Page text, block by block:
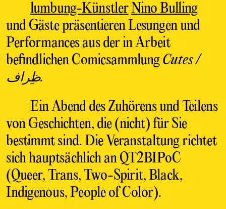
lumbung-KünstlerNino Bulling
und Gäste präsentieren Lesungen und
Performances aus der in Arbeit
befindlichen ComicsammlungCutes /
ظِراف.
Ein Abend des Zuhörens und Teilens
von Geschichten, die (nicht) für Sie
bestimmt sind. Die Veranstaltung richtet
sich hauptsächlich an QT2BIPoC
(Queer, Trans, Two-Spirit, Black,
Indigenous, People of Color).